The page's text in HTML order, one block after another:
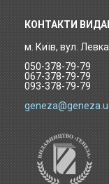
КОНТАКТИ
м. Київ, вул.
050-378-79-79
067-378-79-79
093-378-79-79